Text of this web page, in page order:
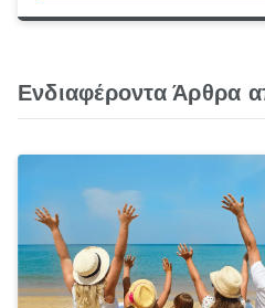
Ενδιαφέροντα Άρθρα